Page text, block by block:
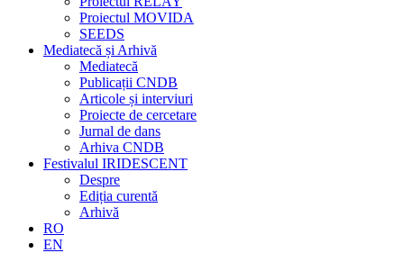
Proiectul MOVIDA
SEEDS
Mediatecă și Arhivă
Mediatecă
Publicații CNDB
Articole și interviuri
Proiecte de cercetare
Jurnal de dans
Arhiva CNDB
Festivalul IRIDESCENT
Despre
Ediția curentă
Arhivă
RO
EN